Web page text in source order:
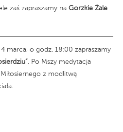
zaś zapraszamy na Gorzkie Żale
4 marca, o godz. 18:00 zapraszamy
. Po Mszy medytacja
z modlitwą